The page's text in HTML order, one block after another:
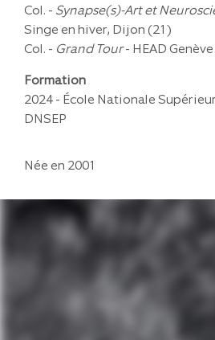
Col. - Synapse(s)-Art et
Singe en hiver, Dijon (21)
Col. - Grand Tour- HEAD
Formation
2024 - École Nationale
DNSEP
Née en 2001